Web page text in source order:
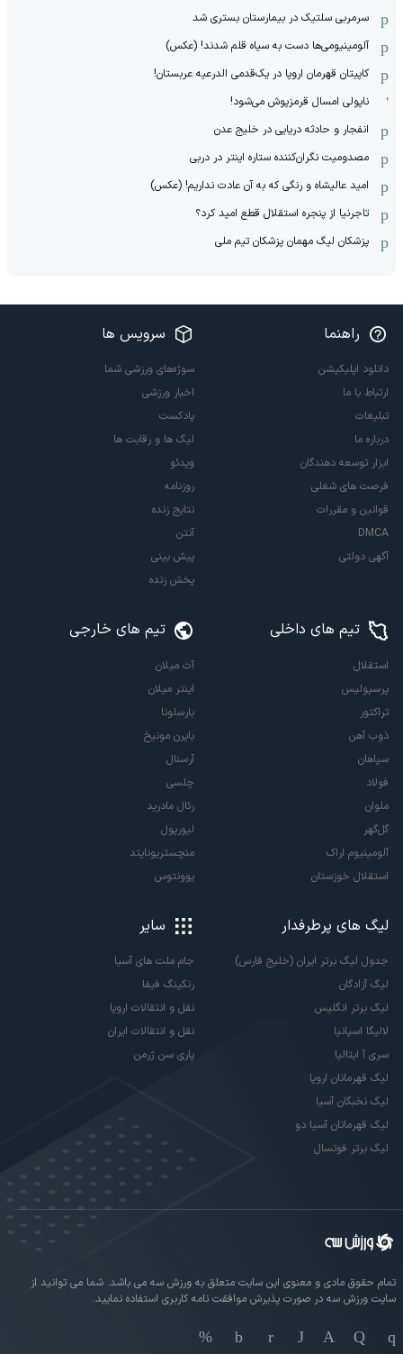
سرمربی سلتیک در بیمارستان بستری شد
آلومینیومی‌ها دست به سیاه قلم شدند! (عکس)
کاپیتان قهرمان اروپا در یک‌قدمی الدرعیه عربستان!
ناپولی امسال قرمزپوش می‌شود!
انفجار و حادثه دریایی در خلیج عدن
مصدومیت نگران‌کننده ستاره اینتر در دربی
امید عالیشاه و رنگی که به آن عادت نداریم! (عکس)
تاجرنیا از پنجره استقلال قطع امید کرد؟
پزشکان لیگ مهمان پزشکان تیم ملی
راهنما
دانلود اپلیکیشن
ارتباط با ما
تبلیغات
درباره ما
ابزار توسعه دهندگان
فرصت های شغلی
قوانین و مقررات
DMCA
آگهی دولتی
سرویس ها
سوژه‌های ورزشی شما
اخبار ورزشی
پادکست
لیگ ها و رقابت ها
ویدئو
روزنامه
نتایج زنده
آنتن
پیش بینی
پخش زنده
تیم های داخلی
استقلال
پرسپولیس
تراکتور
ذوب آهن
سپاهان
فولاد
ملوان
گل‌گهر
آلومینیوم اراک
استقلال خوزستان
تیم های خارجی
آث میلان
اینتر میلان
بارسلونا
بایرن مونیخ
آرسنال
چلسی
رئال مادرید
لیورپول
منچستریونایتد
یوونتوس
لیگ های پرطرفدار
جدول لیگ برتر ایران (خلیج فارس)
لیگ آزادگان
لیگ برتر انگلیس
لالیگا اسپانیا
سری آ ایتالیا
لیگ قهرمانان اروپا
لیگ نخبگان آسیا
لیگ قهرمانان آسیا دو
لیگ برتر فوتسال
سایر
جام ملت های آسیا
رنکینگ فیفا
نقل و انتقالات اروپا
نقل و انتقالات ایران
پاری سن ژرمن
تمام حقوق مادی و معنوی این سایت متعلق به ورزش سه می باشد. شما می توانید از
سایت ورزش سه در صورت پذیرش موافقت نامه کاربری استفاده نمایید.